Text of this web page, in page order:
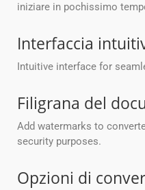
iniziare in pochissimo
Interfaccia
Intuitive interface for
Filigrana del
Add watermarks to
security purposes.
Opzioni di